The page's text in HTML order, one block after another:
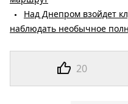
20
Над Днепром взойдет
наблюдать необычное